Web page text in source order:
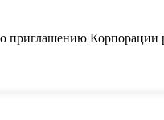
приглашению Корпорации